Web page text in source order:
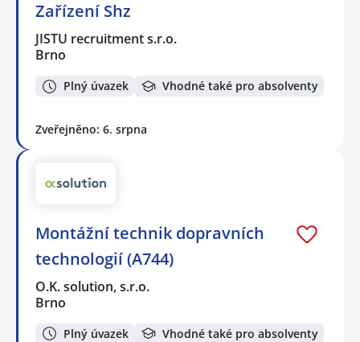
Zařízení Shz
JISTU recruitment s.r.o.
Brno
Plný úvazek Vhodné také pro absolventy
Zveřejněno: 6. srpna
Montážní technik dopravních
technologií (A744)
O.K. solution, s.r.o.
Brno
Plný úvazek Vhodné také pro absolventy